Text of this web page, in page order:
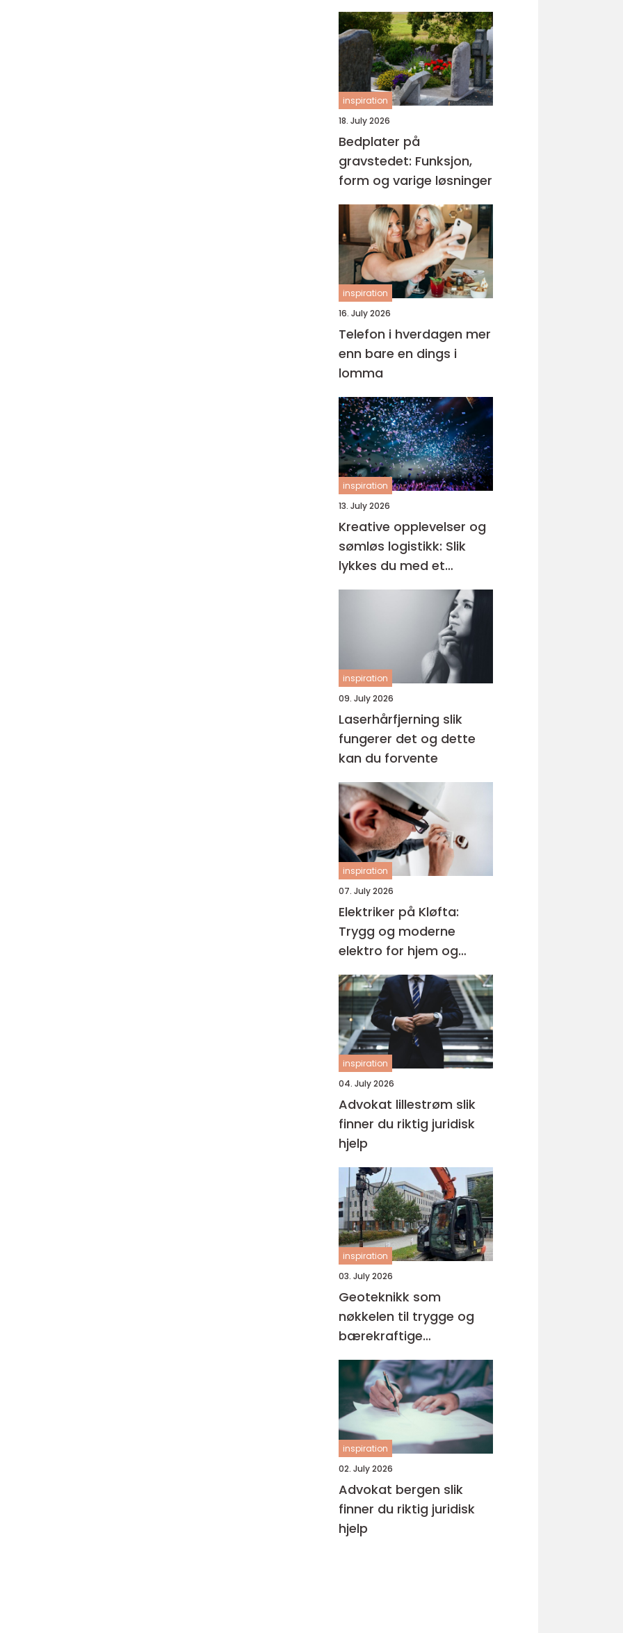
inspiration
18. July 2026
Bedplater på
gravstedet: Funksjon,
form og varige løsninger
inspiration
16. July 2026
Telefon i hverdagen mer
enn bare en dings i
lomma
inspiration
13. July 2026
Kreative opplevelser og
sømløs logistikk: Slik
lykkes du med et
eventbyrå i Oslo
inspiration
09. July 2026
Laserhårfjerning slik
fungerer det og dette
kan du forvente
inspiration
07. July 2026
Elektriker på Kløfta:
Trygg og moderne
elektro for hjem og
bedrift
inspiration
04. July 2026
Advokat lillestrøm slik
finner du riktig juridisk
hjelp
inspiration
03. July 2026
Geoteknikk som
nøkkelen til trygge og
bærekraftige
byggeprosjekter
inspiration
02. July 2026
Advokat bergen slik
finner du riktig juridisk
hjelp